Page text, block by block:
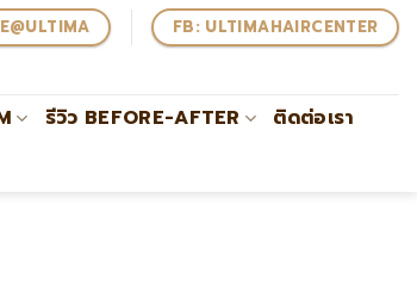
FB: ULTIMAHAIRCENTER
รีวิว BEFORE-AFTER
ติดต่อเรา